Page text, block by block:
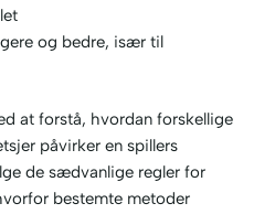
og bedre, især til
at forstå, hvordan forskellige
påvirker en spillers
de sædvanlige regler for
bestemte metoder